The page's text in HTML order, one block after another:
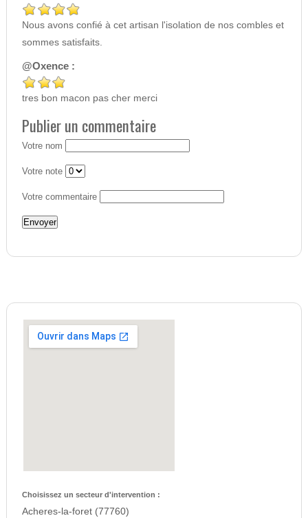
Nous avons confié à cet artisan l'isolation de nos combles et
sommes satisfaits.
@Oxence :
tres bon macon pas cher merci
Publier un commentaire
Votre nom
Votre note
Votre commentaire
Choisissez un secteur d'intervention :
Acheres-la-foret (77760)